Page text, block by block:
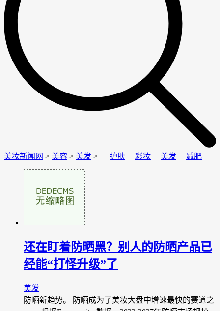
美妆新闻网 > 美容 > 美发 > 护肤 彩妆 美发 减肥
还在盯着防晒黑？别人的防晒产品已
经能“打怪升级”了
美发
防晒新趋势。 防晒成为了美妆大盘中增速最快的赛道之